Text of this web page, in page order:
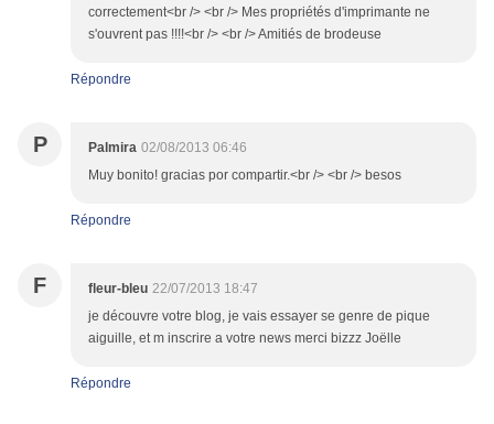
correctement<br /> <br /> Mes propriétés d'imprimante ne
s'ouvrent pas !!!!<br /> <br /> Amitiés de brodeuse
Répondre
P Palmira 02/08/2013 06:46
Muy bonito! gracias por compartir.<br /> <br /> besos
Répondre
F fleur-bleu 22/07/2013 18:47
je découvre votre blog, je vais essayer se genre de pique
aiguille, et m inscrire a votre news merci bizzz Joëlle
Répondre